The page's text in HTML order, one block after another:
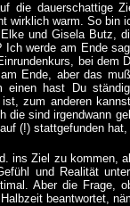
die dauerschattige
wirklich warm. So bin
und Gisela Butz,
werde am Ende
bei
Ende, aber das
einen hast Du
zum anderen
die sind irgendwann
(!) stattgefunden
ins Ziel zu kommen,
und Realität
Aber die Frage,
beantwortet,